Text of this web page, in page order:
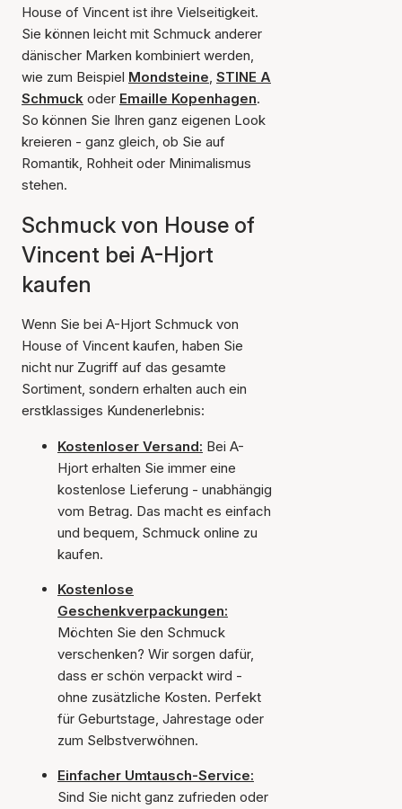
House of Vincent ist ihre Vielseitigkeit.
Sie können leicht mit Schmuck anderer
dänischer Marken kombiniert werden,
wie zum Beispiel Mondsteine, STINE A
Schmuck oder Emaille Kopenhagen.
So können Sie Ihren ganz eigenen Look
kreieren - ganz gleich, ob Sie auf
Romantik, Rohheit oder Minimalismus
stehen.
Schmuck von House of
Vincent bei A-Hjort
kaufen
Wenn Sie bei A-Hjort Schmuck von
House of Vincent kaufen, haben Sie
nicht nur Zugriff auf das gesamte
Sortiment, sondern erhalten auch ein
erstklassiges Kundenerlebnis:
Kostenloser Versand: Bei A-
Hjort erhalten Sie immer eine
kostenlose Lieferung - unabhängig
vom Betrag. Das macht es einfach
und bequem, Schmuck online zu
kaufen.
Kostenlose
Geschenkverpackungen:
Möchten Sie den Schmuck
verschenken? Wir sorgen dafür,
dass er schön verpackt wird -
ohne zusätzliche Kosten. Perfekt
für Geburtstage, Jahrestage oder
zum Selbstverwöhnen.
Einfacher Umtausch-Service:
Sind Sie nicht ganz zufrieden oder